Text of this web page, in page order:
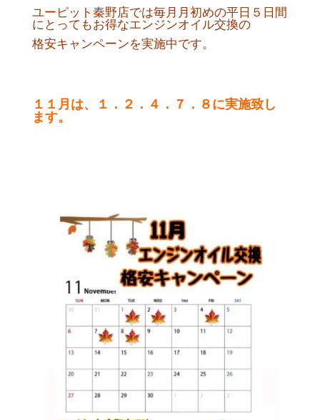
ユーピット秦野店では毎月月初めの平日５日間
にとってもお得なエンジンオイル交換の
格安キャンペーンを実施中です。
１１月は、１．２．４．７．８に実施致し
ます。